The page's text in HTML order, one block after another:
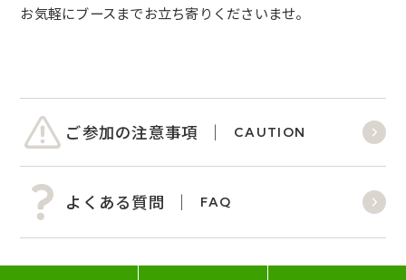
お気軽にブースまでお立ち寄りくださいませ。
ご参加の注意事項 CAUTION
よくある質問 FAQ